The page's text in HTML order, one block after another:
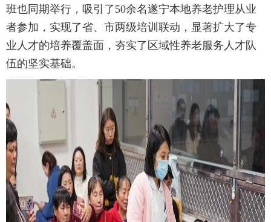
班也同期举行，吸引了50余名遂宁本地养老护理从业
者参加，实现了省、市两级培训联动，显著扩大了专
业人才的培养覆盖面，夯实了区域性养老服务人才队
伍的坚实基础。